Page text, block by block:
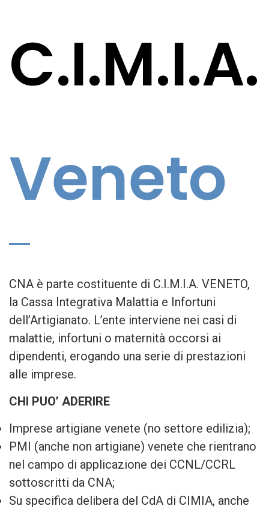
C.I.M.I.A.
Veneto
CNA è parte costituente di C.I.M.I.A. VENETO,
la Cassa Integrativa Malattia e Infortuni
dell’Artigianato. L’ente interviene nei casi di
malattie, infortuni o maternità occorsi ai
dipendenti, erogando una serie di prestazioni
alle imprese.
CHI PUO’ ADERIRE
Imprese artigiane venete (no settore edilizia);
PMI (anche non artigiane) venete che rientrano
nel campo di applicazione dei CCNL/CCRL
sottoscritti da CNA;
Su specifica delibera del CdA di CIMIA, anche